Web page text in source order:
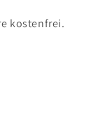
kostenfrei.